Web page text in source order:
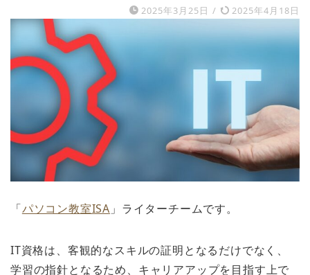
2025年3月25日 / 2025年4月18日
「パソコン教室ISA 」ライターチームです。
IT資格は、客観的なスキルの証明となるだけでなく、
学習の指針となるため、キャリアアップを目指す上で